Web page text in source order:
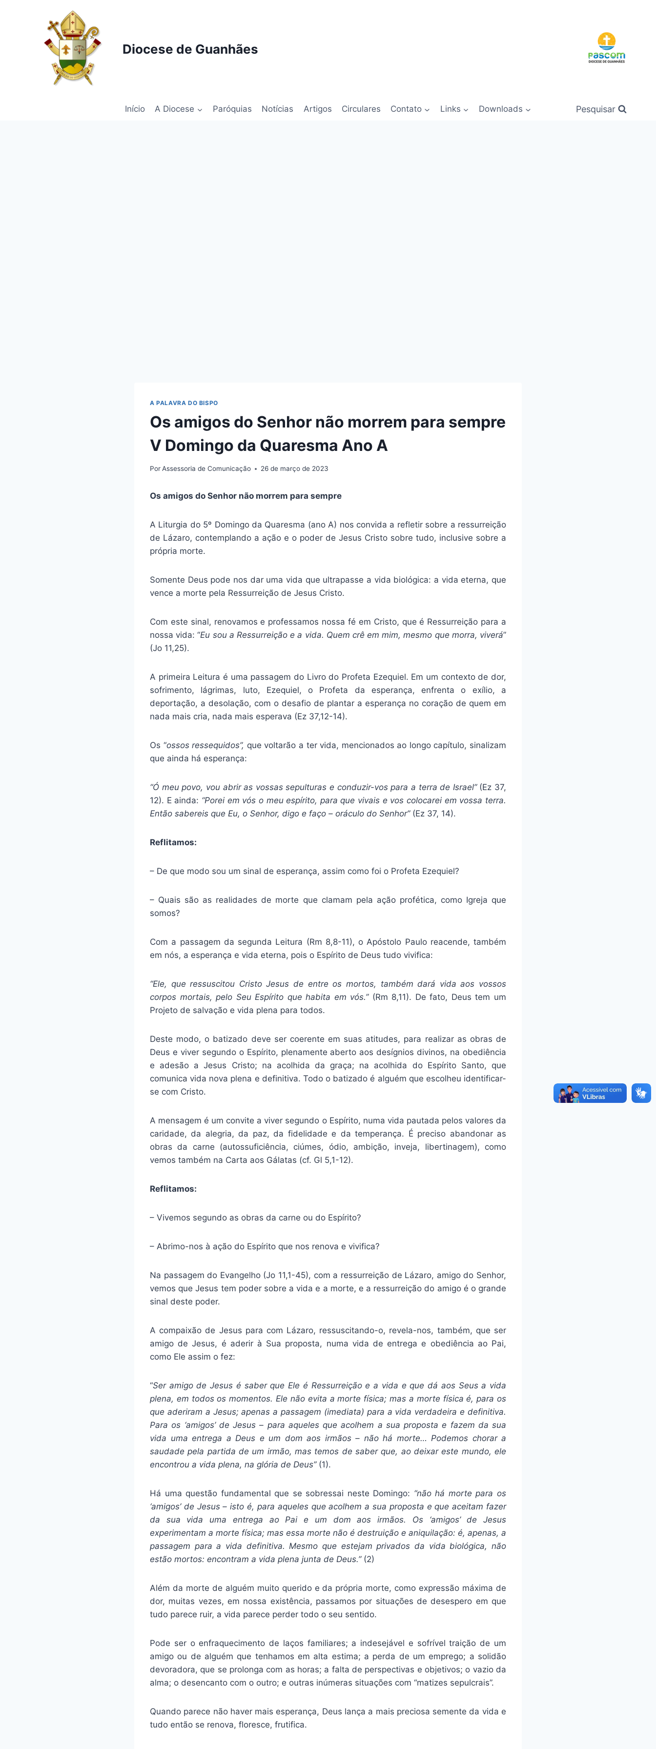
Diocese de Guanhães
Início A Diocese Paróquias Notícias Artigos Circulares Contato Links Downloads Pesquisar
A PALAVRA DO BISPO
Os amigos do Senhor não morrem para sempre
V Domingo da Quaresma Ano A
PorAssessoria de Comunicação 26 de março de 2023
Os amigos do Senhor não morrem para sempre
A Liturgia do 5º Domingo da Quaresma (ano A) nos convida a refletir sobre a ressurreição
de Lázaro, contemplando a ação e o poder de Jesus Cristo sobre tudo, inclusive sobre a
própria morte.
Somente Deus pode nos dar uma vida que ultrapasse a vida biológica: a vida eterna, que
vence a morte pela Ressurreição de Jesus Cristo.
Com este sinal, renovamos e professamos nossa fé em Cristo, que é Ressurreição para a
nossa vida: “Eu sou a Ressurreição e a vida. Quem crê em mim, mesmo que morra, viverá”
(Jo 11,25).
A primeira Leitura é uma passagem do Livro do Profeta Ezequiel. Em um contexto de dor,
sofrimento, lágrimas, luto, Ezequiel, o Profeta da esperança, enfrenta o exílio, a
deportação, a desolação, com o desafio de plantar a esperança no coração de quem em
nada mais cria, nada mais esperava (Ez 37,12-14).
Os “ossos ressequidos”, que voltarão a ter vida, mencionados ao longo capítulo, sinalizam
que ainda há esperança:
“Ó meu povo, vou abrir as vossas sepulturas e conduzir-vos para a terra de Israel”(Ez 37,
12). E ainda: “Porei em vós o meu espírito, para que vivais e vos colocarei em vossa terra.
Então sabereis que Eu, o Senhor, digo e faço – oráculo do Senhor”(Ez 37, 14).
Reflitamos:
– De que modo sou um sinal de esperança, assim como foi o Profeta Ezequiel?
– Quais são as realidades de morte que clamam pela ação profética, como Igreja que
somos?
Com a passagem da segunda Leitura (Rm 8,8-11), o Apóstolo Paulo reacende, também
em nós, a esperança e vida eterna, pois o Espírito de Deus tudo vivifica:
“Ele, que ressuscitou Cristo Jesus de entre os mortos, também dará vida aos vossos
corpos mortais, pelo Seu Espírito que habita em vós.”(Rm 8,11). De fato, Deus tem um
Projeto de salvação e vida plena para todos.
Deste modo, o batizado deve ser coerente em suas atitudes, para realizar as obras de
Deus e viver segundo o Espírito, plenamente aberto aos desígnios divinos, na obediência
e adesão a Jesus Cristo; na acolhida da graça; na acolhida do Espírito Santo, que
comunica vida nova plena e definitiva. Todo o batizado é alguém que escolheu identificar-
se com Cristo.
A mensagem é um convite a viver segundo o Espírito, numa vida pautada pelos valores da
caridade, da alegria, da paz, da fidelidade e da temperança. É preciso abandonar as
obras da carne (autossuficiência, ciúmes, ódio, ambição, inveja, libertinagem), como
vemos também na Carta aos Gálatas (cf. Gl 5,1-12).
Reflitamos:
– Vivemos segundo as obras da carne ou do Espírito?
– Abrimo-nos à ação do Espírito que nos renova e vivifica?
Na passagem do Evangelho (Jo 11,1-45), com a ressurreição de Lázaro, amigo do Senhor,
vemos que Jesus tem poder sobre a vida e a morte, e a ressurreição do amigo é o grande
sinal deste poder.
A compaixão de Jesus para com Lázaro, ressuscitando-o, revela-nos, também, que ser
amigo de Jesus, é aderir à Sua proposta, numa vida de entrega e obediência ao Pai,
como Ele assim o fez:
“Ser amigo de Jesus é saber que Ele é Ressurreição e a vida e que dá aos Seus a vida
plena, em todos os momentos. Ele não evita a morte física; mas a morte física é, para os
que aderiram a Jesus; apenas a passagem (imediata) para a vida verdadeira e definitiva.
Para os ‘amigos’ de Jesus – para aqueles que acolhem a sua proposta e fazem da sua
vida uma entrega a Deus e um dom aos irmãos – não há morte… Podemos chorar a
saudade pela partida de um irmão, mas temos de saber que, ao deixar este mundo, ele
encontrou a vida plena, na glória de Deus” (1).
Há uma questão fundamental que se sobressai neste Domingo: “não há morte para os
‘amigos’ de Jesus – isto é, para aqueles que acolhem a sua proposta e que aceitam fazer
da sua vida uma entrega ao Pai e um dom aos irmãos. Os ‘amigos’ de Jesus
experimentam a morte física; mas essa morte não é destruição e aniquilação: é, apenas, a
passagem para a vida definitiva. Mesmo que estejam privados da vida biológica, não
estão mortos: encontram a vida plena junta de Deus.” (2)
Além da morte de alguém muito querido e da própria morte, como expressão máxima de
dor, muitas vezes, em nossa existência, passamos por situações de desespero em que
tudo parece ruir, a vida parece perder todo o seu sentido.
Pode ser o enfraquecimento de laços familiares; a indesejável e sofrível traição de um
amigo ou de alguém que tenhamos em alta estima; a perda de um emprego; a solidão
devoradora, que se prolonga com as horas; a falta de perspectivas e objetivos; o vazio da
alma; o desencanto com o outro; e outras inúmeras situações com “matizes sepulcrais”.
Quando parece não haver mais esperança, Deus lança a mais preciosa semente da vida e
tudo então se renova, floresce, frutifica.